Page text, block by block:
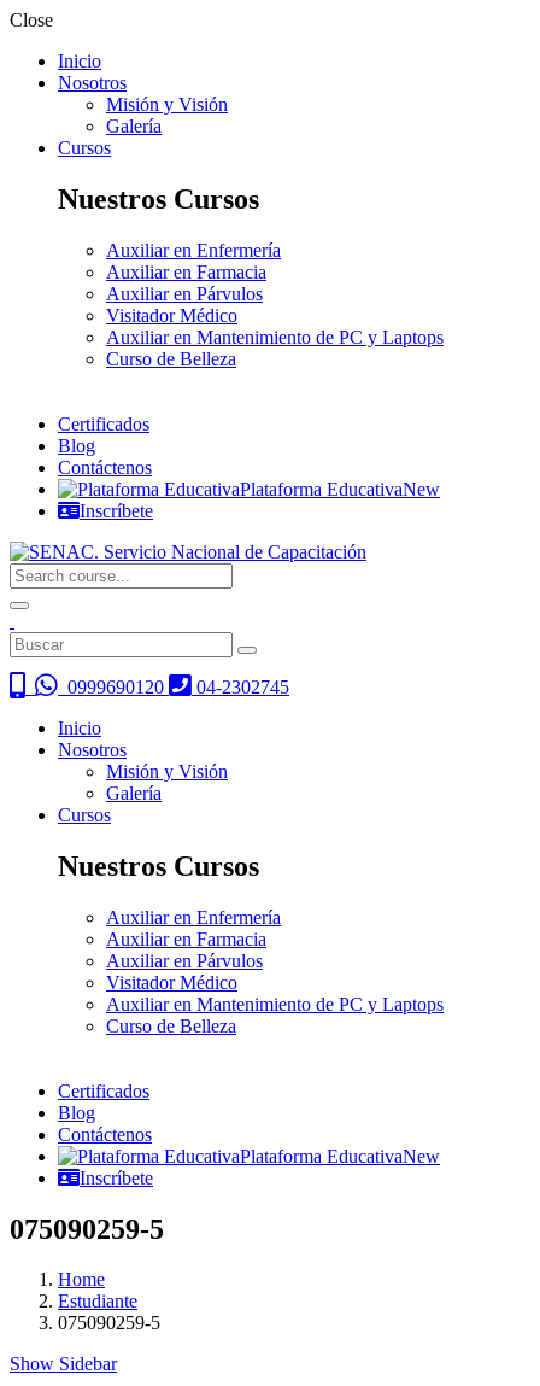
Close
Inicio
Nosotros
Misión y Visión
Galería
Cursos
Nuestros Cursos
Auxiliar en Enfermería
Auxiliar en Farmacia
Auxiliar en Párvulos
Visitador Médico
Auxiliar en Mantenimiento de PC y Laptops
Curso de Belleza
Certificados
Blog
Contáctenos
Plataforma EducativaNew
Inscríbete
0999690120
04-2302745
Inicio
Nosotros
Misión y Visión
Galería
Cursos
Nuestros Cursos
Auxiliar en Enfermería
Auxiliar en Farmacia
Auxiliar en Párvulos
Visitador Médico
Auxiliar en Mantenimiento de PC y Laptops
Curso de Belleza
Certificados
Blog
Contáctenos
Plataforma EducativaNew
Inscríbete
075090259-5
Home
Estudiante
075090259-5
Show Sidebar